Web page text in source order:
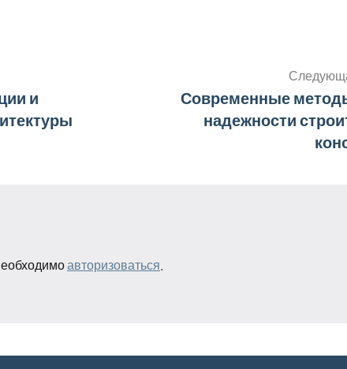
и
Современные
надежности
авторизоваться